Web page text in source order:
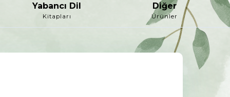
Yabancı Dil
Kitapları
Diğer
Ürünler